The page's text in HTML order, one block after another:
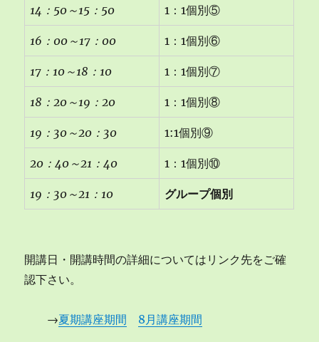
14 ：50 ～15 ：50 1：1個別⑤
16 ：00 ～17 ：00 1：1個別⑥
17 ：10 ～18 ：10 1：1個別⑦
18 ：20 ～19 ：20 1：1個別⑧
19 ：30 ～20 ：30 1:1個別⑨
20 ：40 ～21 ：40 1：1個別⑩
19 ：30 ～21 ：10 グループ個別
開講日・開講時間の詳細についてはリンク先をご確
認下さい。
→夏期講座期間 8月講座期間